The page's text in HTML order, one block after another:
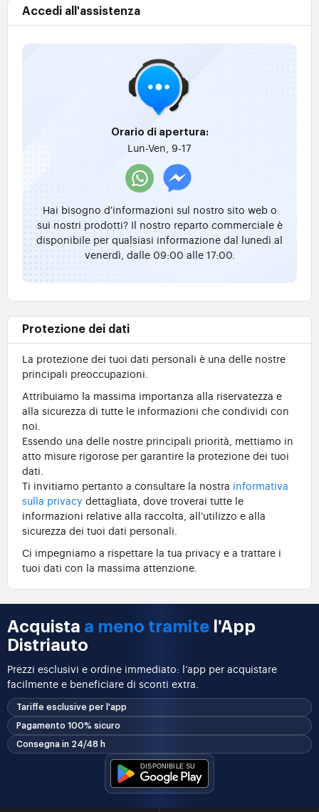
Accedi all'assistenza
Orario di apertura:
Lun-Ven, 9-17
Hai bisogno d'informazioni sul nostro sito web o
sui nostri prodotti? Il nostro reparto commerciale è
disponibile per qualsiasi informazione dal lunedì al
venerdì, dalle 09:00 alle 17:00.
Protezione dei dati
La protezione dei tuoi dati personali è una delle nostre
principali preoccupazioni.
Attribuiamo la massima importanza alla riservatezza e
alla sicurezza di tutte le informazioni che condividi con
noi.
Essendo una delle nostre principali priorità, mettiamo in
atto misure rigorose per garantire la protezione dei tuoi
dati.
Ti invitiamo pertanto a consultare la nostra informativa
sulla privacy dettagliata, dove troverai tutte le
informazioni relative alla raccolta, all'utilizzo e alla
sicurezza dei tuoi dati personali.
Ci impegniamo a rispettare la tua privacy e a trattare i
tuoi dati con la massima attenzione.
Acquista a meno tramite l'App
Distriauto
Prezzi esclusivi e ordine immediato: l’app per acquistare
facilmente e beneficiare di sconti extra.
Tariffe esclusive per l'app
Pagamento 100% sicuro
Consegna in 24/48 h